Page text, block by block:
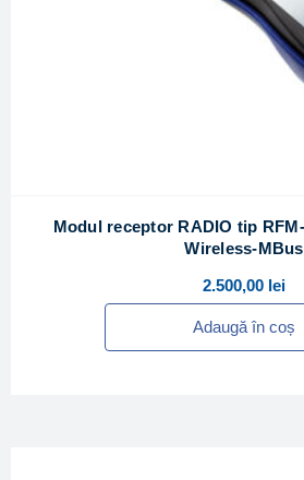
Modul receptor RADIO tip
Wireless-MBus
2.500,00 lei
Adaugă în coș